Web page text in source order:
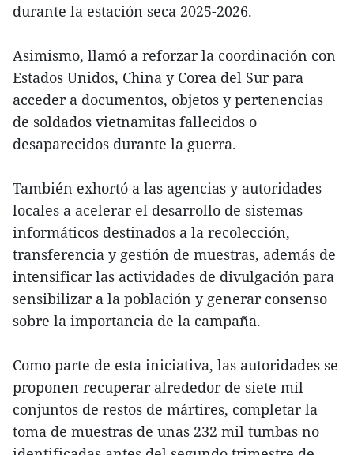
durante la estación seca 2025-2026.
Asimismo, llamó a reforzar la coordinación con
Estados Unidos, China y Corea del Sur para
acceder a documentos, objetos y pertenencias
de soldados vietnamitas fallecidos o
desaparecidos durante la guerra.
También exhortó a las agencias y autoridades
locales a acelerar el desarrollo de sistemas
informáticos destinados a la recolección,
transferencia y gestión de muestras, además de
intensificar las actividades de divulgación para
sensibilizar a la población y generar consenso
sobre la importancia de la campaña.
Como parte de esta iniciativa, las autoridades se
proponen recuperar alrededor de siete mil
conjuntos de restos de mártires, completar la
toma de muestras de unas 232 mil tumbas no